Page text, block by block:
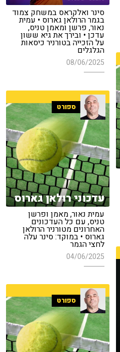
סינר ואלקראס במשחק צמוד
בגמר הרולאן גארוס • עמית
נאור, פרשן ומאמן טניס,
עדכן • ובירך את גיא ששון
על הזכייה בטורניר כיסאות
הגלגלים
08/06/2025
ספורט
עדכוני רולאן גארוס
עמית נאור, מאמן ופרשן
טניס, עם כל העדכונים
האחרונים מטורניר הרולאן
גארוס • במוקד: סינר עלה
לחצי הגמר
04/06/2025
ספורט